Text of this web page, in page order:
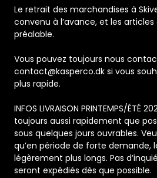
Le retrait des marchandises à
convenu à l’avance, et les
préalable.
Vous pouvez toujours nous
contact@kasperco.dk si vous
plus rapide.
INFOS LIVRAISON PRINTEMPS/ÉTÉ
toujours aussi rapidement que
sous quelques jours ouvrables.
qu’en période de forte demande,
légèrement plus longs. Pas
seront expédiés dès que possible.